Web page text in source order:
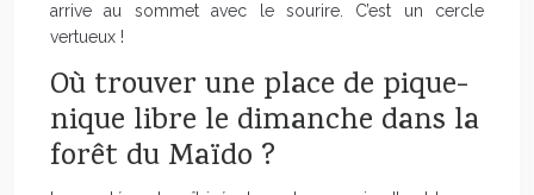
arrive au sommet avec le sourire. C’est un cercle
vertueux !
Où trouver une place de pique-
nique libre le dimanche dans la
forêt du Maïdo ?